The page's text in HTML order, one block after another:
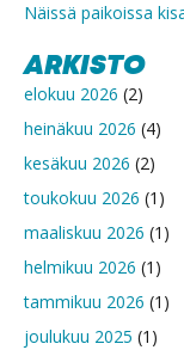
Näissä paikoissa
ARKISTO
elokuu 2026 (2)
heinäkuu 2026 (4)
kesäkuu 2026 (2)
toukokuu 2026 (1)
maaliskuu 2026 (1)
helmikuu 2026 (1)
tammikuu 2026 (1)
joulukuu 2025 (1)